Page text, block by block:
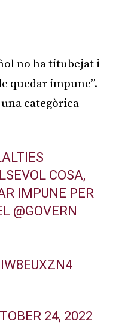
no ha titubejat i
quedar impune”.
categòrica
COSA,
IMPUNE PER
@GOVERN
24, 2022